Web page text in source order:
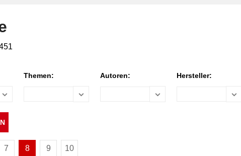
Themen: Autoren: Hersteller:
7 8 9 10